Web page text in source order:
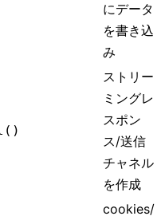
にデータ
を書き込
み
ストリー
ミングレ
スポン
ス/送信
チャネル
を作成
cookies/